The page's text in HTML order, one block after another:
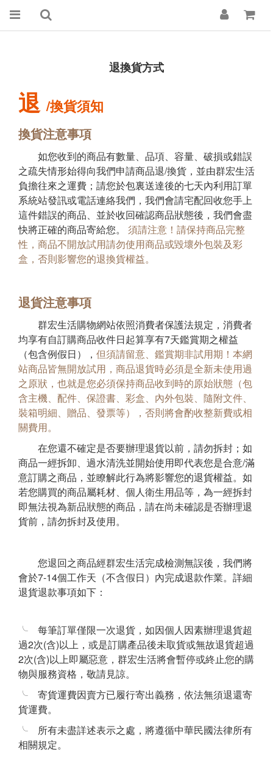
退換貨方式
退/換貨須知
換貨注意事項
如您收到的商品有數量、品項、容量、破損或錯誤
之疏失情形始得向我們申請商品退/換貨，並由群宏生活
負擔往來之運費；請您於包裏送達後的七天內利用訂單
系統站發訊或電話連絡我們，我們會請宅配回收您手上
這件錯誤的商品、並於收回確認商品狀態後，我們會盡
快將正確的商品寄給您。 須請注意！請保持商品完整
性，商品不開放試用請勿使用商品或毀壞外包裝及彩
盒，否則影響您的退換貨權益。
退貨注意事項
群宏生活購物網站依照消費者保護法規定，消費者
均享有自訂購商品收件日起算享有7天鑑賞期之權益
（包含例假日）， 但須請留意、鑑賞期非試用期！本網
站商品皆無開放試用，商品退貨時必須是全新未使用過
之原狀，也就是您必須保持商品收到時的原始狀態（包
含主機、配件、保證書、彩盒、內外包裝、隨附文件、
裝箱明細、贈品、發票等），否則將會酌收整新費或相
關費用。
在您還不確定是否要辦理退貨以前，請勿拆封；如
商品一經拆卸、過水清洗並開始使用即代表您是合意/滿
意訂購之商品，並瞭解此行為將影響您的退貨權益。如
若您購買的商品屬耗材、個人衛生用品等，為一經拆封
即無法視為新品狀態的商品，請在尚未確認是否辦理退
貨前，請勿拆封及使用。
您退回之商品經群宏生活完成檢測無誤後，我們將
會於7-14個工作天（不含假日）內完成退款作業。詳細
退貨退款事項如下：
╰ 每筆訂單僅限一次退貨，如因個人因素辦理退貨超
過2次(含)以上，或是訂購產品後未取貨或無故退貨超過
2次(含)以上即屬惡意，群宏生活將會暫停或終止您的購
物與服務資格，敬請見諒。
╰ 寄貨運費因賣方已履行寄出義務，依法無須退還寄
貨運費。
╰ 所有未盡詳述表示之處，將遵循中華民國法律所有
相關規定。